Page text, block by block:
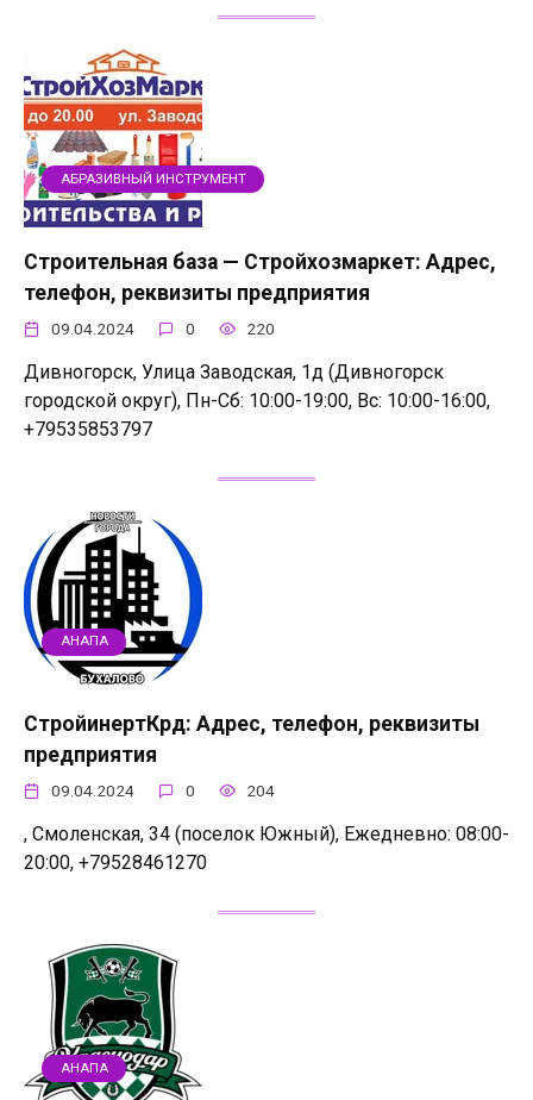
АБРАЗИВНЫЙ ИНСТРУМЕНТ
Строительная база — Стройхозмаркет: Адрес,
телефон, реквизиты предприятия
09.04.2024 0 220
Дивногорск, Улица Заводская, 1д (Дивногорск
городской округ), Пн-Сб: 10:00-19:00, Вс: 10:00-16:00,
+79535853797
АНАПА
СтройинертКрд: Адрес, телефон, реквизиты
предприятия
09.04.2024 0 204
, Смоленская, 34 (поселок Южный), Ежедневно: 08:00-
20:00, +79528461270
АНАПА